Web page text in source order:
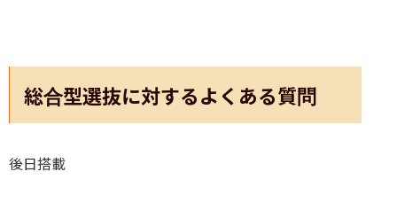
総合型選抜に対するよくある質問
後日搭載